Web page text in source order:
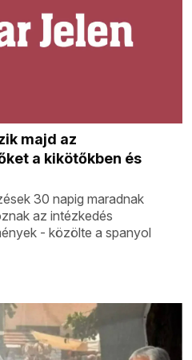
majd az
a kikötőkben és
30 napig maradnak
az intézkedés
- közölte a spanyol